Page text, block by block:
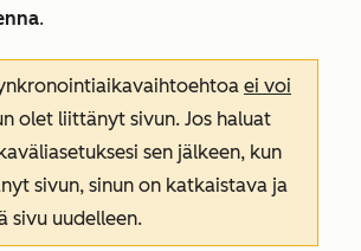
.
ei voi
olet liittänyt sivun. Jos haluat
sen jälkeen, kun
sivun, sinun on katkaistava ja
sivu uudelleen.